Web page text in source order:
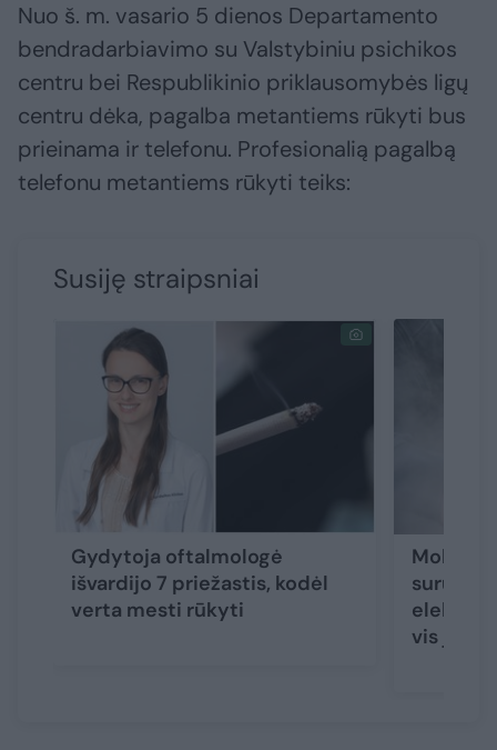
Nuo š. m. vasario 5 dienos Departamento
bendradarbiavimo su Valstybiniu psichikos
centru bei Respublikinio priklausomybės ligų
centru dėka, pagalba metantiems rūkyti bus
prieinama ir telefonu. Profesionalią pagalbą
telefonu metantiems rūkyti teiks:
Susiję straipsniai
Gydytoja oftalmologė
išvardijo 7 priežastis, kodėl
verta mesti rūkyti
surūko
vis